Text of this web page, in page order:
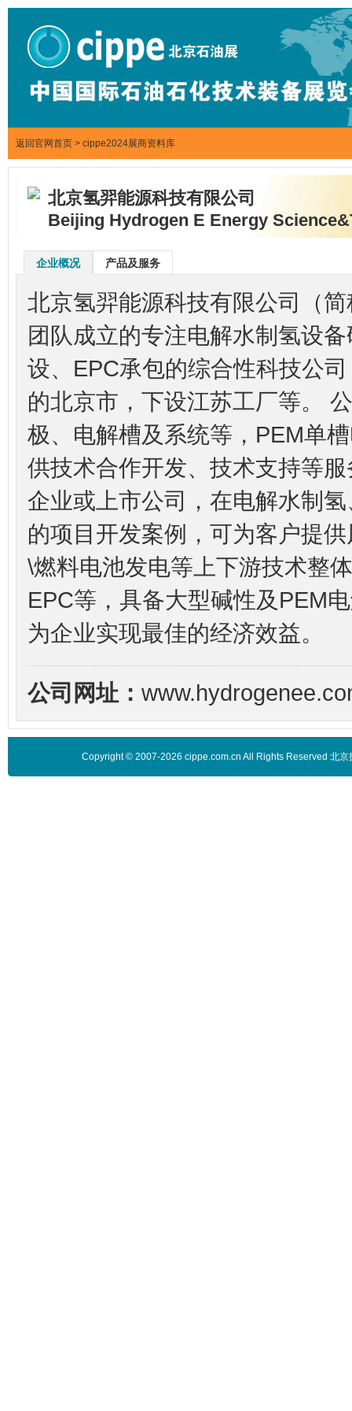
返回官网首页 > cippe2024展商资料库
北京氢羿能源科技有限公司
Beijing Hydrogen E Energy
企业概况 产品及服务
北京氢羿能源科技有限公司（
团队成立的专注电解水制氢设
设、EPC承包的综合性科技公
的北京市，下设江苏工厂等。
极、电解槽及系统等，PEM单
供技术合作开发、技术支持等
企业或上市公司，在电解水制
的项目开发案例，可为客户提
\燃料电池发电等上下游技术整
EPC等，具备大型碱性及PEM
为企业实现最佳的经济效益。
公司网址：
Copyright © 2007-2026 cippe.com.cn All Rights Reserved